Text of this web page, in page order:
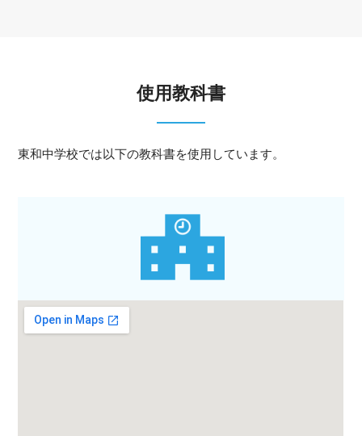
使用教科書
東和中学校では以下の教科書を使用しています。